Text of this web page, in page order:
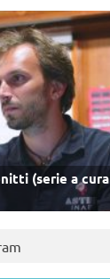
(serie a